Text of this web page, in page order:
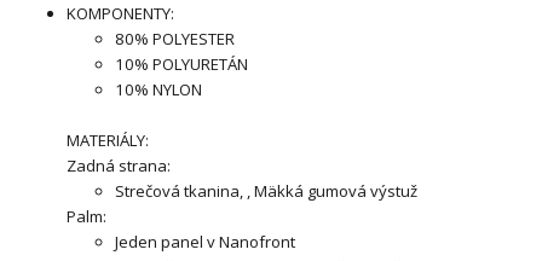
KOMPONENTY:
80% POLYESTER
10% POLYURETÁN
10% NYLON
MATERIÁLY:
Zadná strana:
Strečová tkanina, , Mäkká gumová výstuž
Palm:
Jeden panel v Nanofront